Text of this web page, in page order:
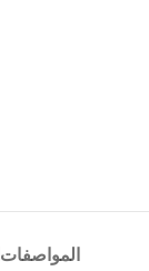
المواصفات